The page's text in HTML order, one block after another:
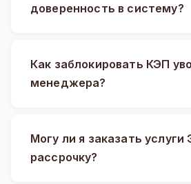
доверенность в систему?
Как заблокировать КЭП
менеджера?
Могу ли я заказать
рассрочку?